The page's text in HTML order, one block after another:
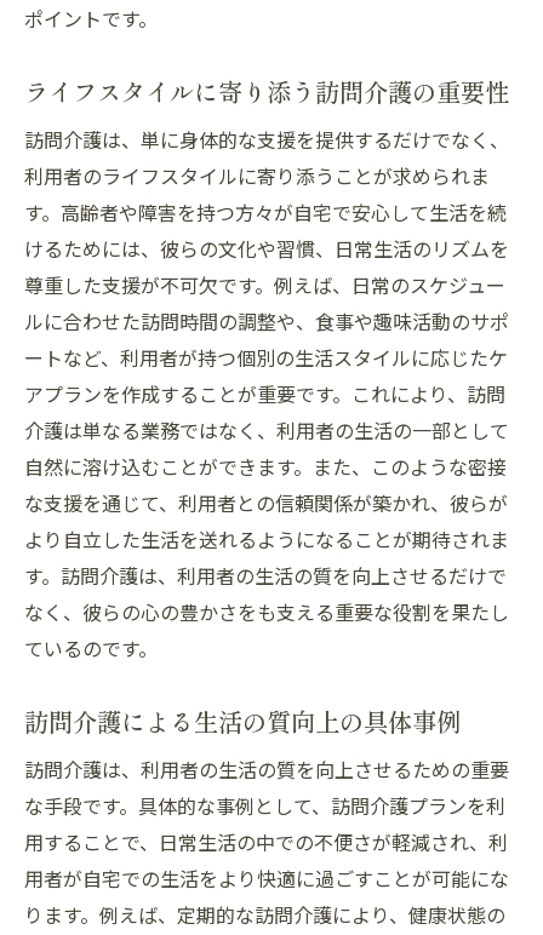
ポイントです。
ライフスタイルに寄り添う訪問介護の重要性
訪問介護は、単に身体的な支援を提供するだけでなく、
利用者のライフスタイルに寄り添うことが求められま
す。高齢者や障害を持つ方々が自宅で安心して生活を続
けるためには、彼らの文化や習慣、日常生活のリズムを
尊重した支援が不可欠です。例えば、日常のスケジュー
ルに合わせた訪問時間の調整や、食事や趣味活動のサポ
ートなど、利用者が持つ個別の生活スタイルに応じたケ
アプランを作成することが重要です。これにより、訪問
介護は単なる業務ではなく、利用者の生活の一部として
自然に溶け込むことができます。また、このような密接
な支援を通じて、利用者との信頼関係が築かれ、彼らが
より自立した生活を送れるようになることが期待されま
す。訪問介護は、利用者の生活の質を向上させるだけで
なく、彼らの心の豊かさをも支える重要な役割を果たし
ているのです。
訪問介護による生活の質向上の具体事例
訪問介護は、利用者の生活の質を向上させるための重要
な手段です。具体的な事例として、訪問介護プランを利
用することで、日常生活の中での不便さが軽減され、利
用者が自宅での生活をより快適に過ごすことが可能にな
ります。例えば、定期的な訪問介護により、健康状態の